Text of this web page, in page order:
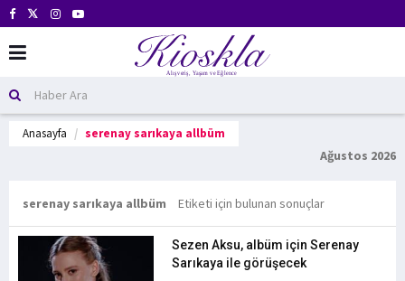
Anasayfa serenay sarıkaya allbüm
Ağustos 2026
serenay sarıkaya allbüm Etiketi için bulunan sonuçlar
Sezen Aksu, albüm için Serenay
Sarıkaya ile görüşecek